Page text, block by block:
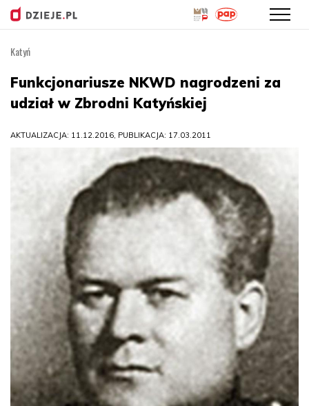
treści
Katyń
Funkcjonariusze NKWD nagrodzeni za
udział w Zbrodni Katyńskiej
AKTUALIZACJA: 11.12.2016, PUBLIKACJA: 17.03.2011